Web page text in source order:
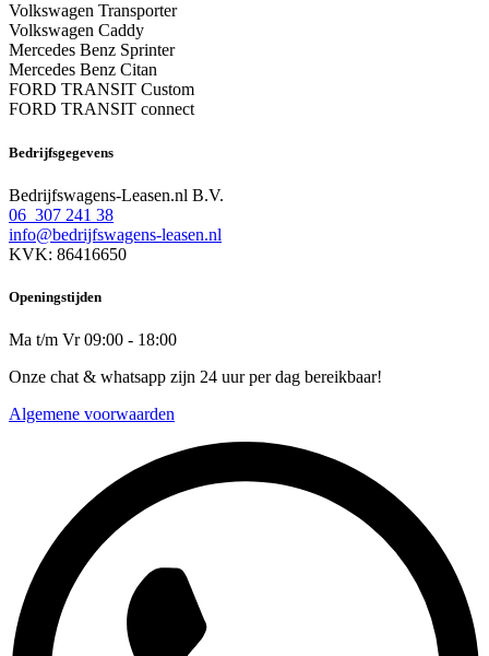
Volkswagen Transporter
Volkswagen Caddy
Mercedes Benz Sprinter
Mercedes Benz Citan
FORD TRANSIT Custom
FORD TRANSIT connect
Bedrijfsgegevens
Bedrijfswagens-Leasen.nl B.V.
06 307 241 38
info@bedrijfswagens-leasen.nl
KVK: 86416650
Openingstijden
Ma t/m Vr 09:00 - 18:00
Onze chat & whatsapp zijn 24 uur per dag bereikbaar!
Algemene voorwaarden